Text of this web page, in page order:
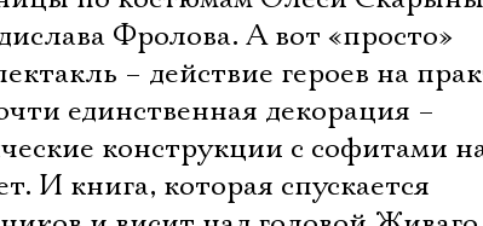
Фролова. А вот «просто»
– действие героев на
единственная декорация –
конструкции с софитами
И книга, которая спускается
Электропочта
Имя